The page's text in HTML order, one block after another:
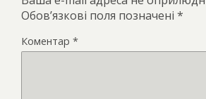
Обов’язкові поля позначені *
Коментар *